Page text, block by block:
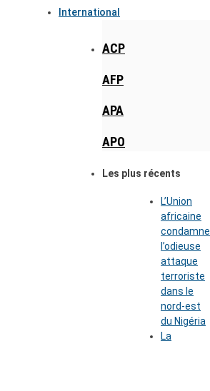
International
ACP
AFP
APA
APO
Les plus récents
L’Union
africaine
condamne
l’odieuse
attaque
terroriste
dans le
nord-est
du Nigéria
La